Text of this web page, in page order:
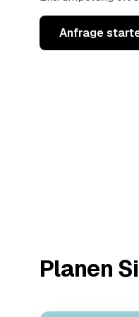
Anfrage
Planen